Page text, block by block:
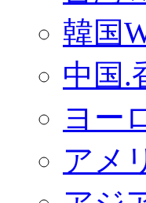
韓国
中国.
ヨー
アメ